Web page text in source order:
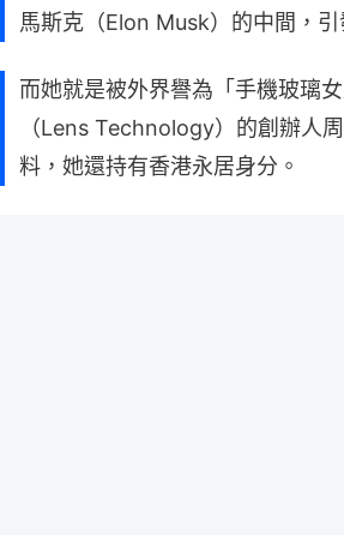
馬斯克（Elon Musk）的中間，引
而她就是被外界譽為「手機玻璃
（Lens Technology）的創辦人
料，她還持有香港永居身分。